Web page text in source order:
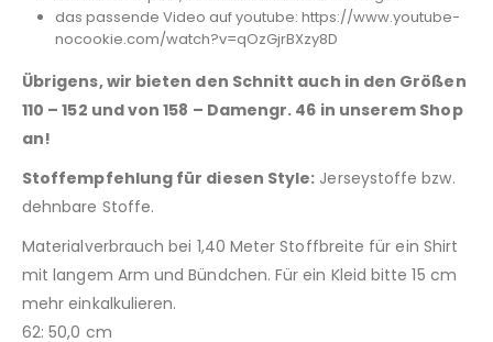
das passende Video auf youtube: https://www.youtube-
nocookie.com/watch?v=qOzGjrBXzy8D
Übrigens, wir bieten den Schnitt auch in den Größen
110 – 152 und von 158 – Damengr. 46 in unserem Shop
an!
Stoffempfehlung für diesen Style: Jerseystoffe bzw.
dehnbare Stoffe.
Materialverbrauch bei 1,40 Meter Stoffbreite für ein Shirt
mit langem Arm und Bündchen. Für ein Kleid bitte 15 cm
mehr einkalkulieren.
62: 50,0 cm